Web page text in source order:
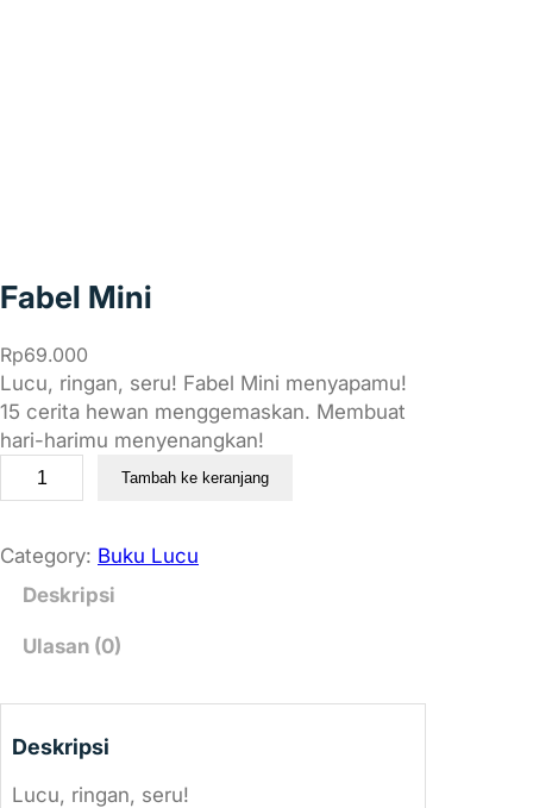
Fabel Mini
Rp69.000
Lucu, ringan, seru! Fabel Mini menyapamu!
15 cerita hewan menggemaskan. Membuat
hari-harimu menyenangkan!
u
n
Tambah ke keranjang
Category: Buku Lucu
Deskripsi
Ulasan (0)
Deskripsi
Lucu, ringan, seru!